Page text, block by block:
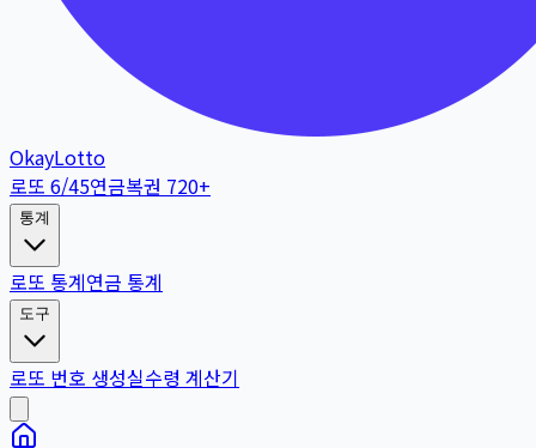
OkayLotto
로또 6/45연금복권 720+
통계
로또 통계연금 통계
도구
로또 번호 생성실수령 계산기